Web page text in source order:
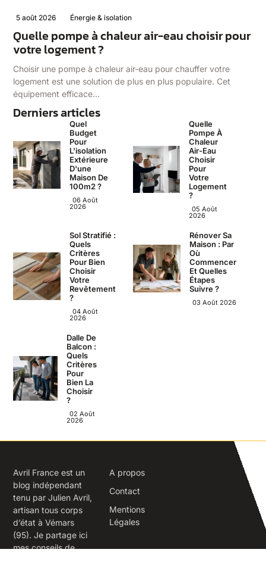
5 août 2026 Énergie & isolation
Quelle pompe à chaleur air-eau choisir pour
votre logement ?
Choisir une pompe à chaleur air-eau pour chauffer votre
logement est une solution de plus en plus populaire. Cet
équipement efficace…
Derniers articles
Quel
Budget
Pour
L'isolation
Extérieure
D'une
Maison De
100m2 ?
06 Août
2026
Quelle
Pompe À
Chaleur
Air-Eau
Choisir
Pour
Votre
Logement
?
05 Août
2026
Sol Stratifié :
Quels
Critères
Pour Bien
Choisir
Votre
Revêtement
?
04 Août
2026
Rénover Sa
Maison : Par
Où
Commencer
Et Quelles
Étapes
Suivre ?
03 Août 2026
Dalle De
Balcon :
Quels
Critères
Pour
Bien La
Choisir
?
02 Août
2026
Avril France est un
blog indépendant
tenu par Julien Avril,
artisan tous corps
d’état à Vémars
(95). Je partage ici
mes conseils de
A propos
Contact
Mentions
Légales